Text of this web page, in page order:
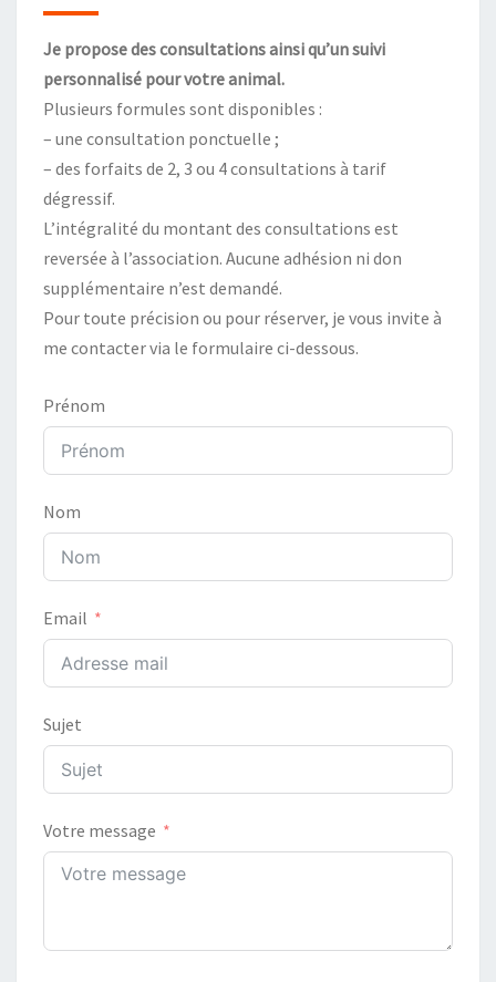
Je propose des consultations ainsi qu’un suivi
personnalisé pour votre animal.
Plusieurs formules sont disponibles :
– une consultation ponctuelle ;
– des forfaits de 2, 3 ou 4 consultations à tarif
dégressif.
L’intégralité du montant des consultations est
reversée à l’association. Aucune adhésion ni don
supplémentaire n’est demandé.
Pour toute précision ou pour réserver, je vous invite à
me contacter via le formulaire ci-dessous.
Prénom
Nom
Email
Sujet
Votre message